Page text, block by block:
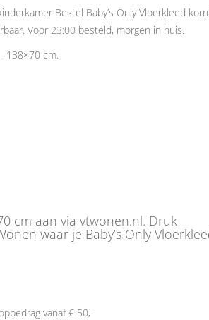
Bestel Baby’s Only Vloerkleed
Voor 23:00 besteld, morgen in huis.
138×70 cm.
cm aan via vtwonen.nl. Druk
waar je Baby’s Only
vanaf € 50,-